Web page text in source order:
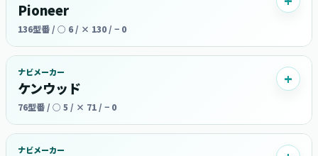
Pioneer
136型番 / ○ 6 / × 130 / − 0
ナビメーカー
ケンウッド
76型番 / ○ 5 / × 71 / − 0
ナビメーカー